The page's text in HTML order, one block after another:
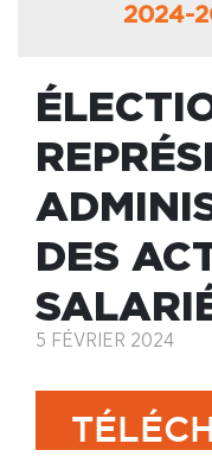
2024-
DES
5 FÉVRIER 2024